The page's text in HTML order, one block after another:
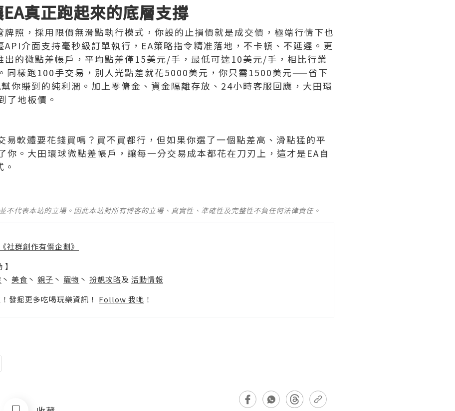
真正跑起來的底層支撐
牌照，採用限價無滑點執行模式，你設的止損價就是成交價，極端行情下也
介面支持毫秒級訂單執行，EA策略指令精准落地，不卡頓、不延遲。更
出的微點差帳戶，平均點差僅15美元/手，最低可達10美元/手，相比行業
同樣跑100手交易，別人光點差就花5000美元，你只需1500美元——省下
你賺到的純利潤。加上零傭金、資金隔離存放、24小時客服回應，大田環
了地板價。
易軟體要花錢買嗎？買不買都行，但如果你選了一個點差高、滑點猛的平
你。大田環球微點差帳戶，讓每一分交易成本都花在刀刃上，這才是EA自
不代表本站的立場。因此本站對所有博客的立場、真實性、準確性及完整性不負任何法律責任。
社群創作有價企劃》
丶 美食 丶 親子 丶 寵物 丶 扮靚攻略及 活動情報
發掘更多吃喝玩樂資訊！ Follow 我哋 ！